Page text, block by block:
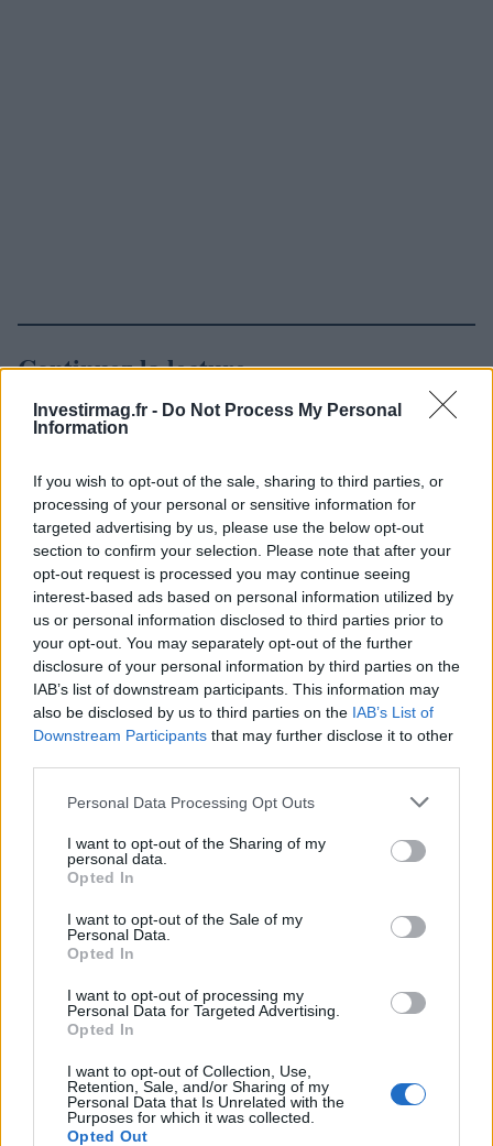
Investirmag.fr - Do Not Process My Personal
Information
If you wish to opt-out of the sale, sharing to third parties, or
processing of your personal or sensitive information for
targeted advertising by us, please use the below opt-out
section to confirm your selection. Please note that after your
opt-out request is processed you may continue seeing
interest-based ads based on personal information utilized by
us or personal information disclosed to third parties prior to
your opt-out. You may separately opt-out of the further
disclosure of your personal information by third parties on the
IAB’s list of downstream participants. This information may
also be disclosed by us to third parties on the IAB’s List of
Downstream Participants that may further disclose it to other
Please note that this website/app uses one or more Google
not limited to your visit or usage behaviour. You may click to
grant or deny consent to Google and its third-party tags to
use your data for below specified purposes in below Google
consent section.
Personal Data Processing Opt Outs
I want to opt-out of the Sharing of my
personal data.
Opted In
I want to opt-out of the Sale of my
Personal Data.
Opted In
I want to opt-out of processing my
Personal Data for Targeted Advertising.
Opted In
I want to opt-out of Collection, Use,
Retention, Sale, and/or Sharing of my
Personal Data that Is Unrelated with the
Purposes for which it was collected.
Opted Out
Continuez la lecture
NEWS
Brent chute de 8,46% : les matières premières corrigent
NEWS
Semaine contrastée pour les devises et les cryptos : le yen et le
bitcoin résistent